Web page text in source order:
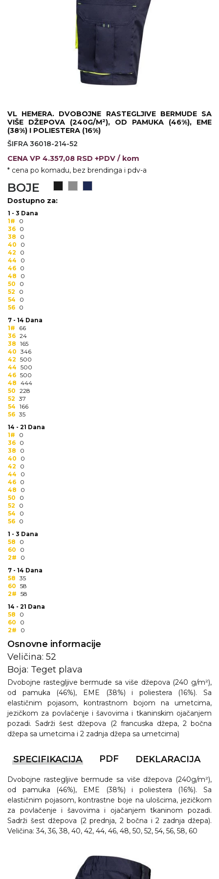
STRETCH TOPS
ŠIBICA
JAKNE I PRSLUCI
HYGIENIC KOLEKCIJA
OKOVRATNE ID TRAKICE
PRIBOR ZA PISANJE
NARUKVICE ZA ŽURKE I
DOGAĐAJE
ID PLOČICA
TERMOSI
BOCE
TEHNOLOGIJA
KANCELARIJA
KUĆNI SETOVI
OLOVKE
PRIVESCI & ALATI
TORBE & PUTOVANJE
TEKSTIL
KAPE
RADNA OPREMA
VL HEMERA. DVOBOJNE RASTEGLJIVE BERMUDE SA
VIŠE DŽEPOVA (240G/M²), OD PAMUKA (46%), EME
(38%) I POLIESTERA (16%)
ŠIFRA 36018-214-52
CENA VP 4.357,08 RSD +PDV / kom
* cena po komadu, bez brendinga i pdv-a
BOJE
Dostupno za:
1 - 3 Dana
1#
0
36 0
38
0
40
0
42
0
44
0
46 0
48
0
50
0
52
0
54
0
56 0
7 - 14 Dana
1#
66
36 24
38 165
40 346
42 500
44 500
46 500
48 444
50 228
52 37
54 166
56 35
14 - 21 Dana
1#
0
36 0
38
0
40
0
42
0
44
0
46 0
48
0
50
0
52
0
54
0
56 0
1 - 3 Dana
58
0
60
0
2#
0
7 - 14 Dana
58 35
60 58
2# 58
14 - 21 Dana
58
0
60
0
2#
0
Osnovne informacije
Veličina: 52
Boja: Teget plava
Dvobojne rastegljive bermude sa više džepova (240 g/m²),
od pamuka (46%), EME (38%) i poliestera (16%). Sa
elastičnim pojasom, kontrastnom bojom na umetcima,
jezičkom za povlačenje i šavovima i tkaninskim ojačanjem
pozadi. Sadrži šest džepova (2 francuska džepa, 2 bočna
džepa sa umetcima i 2 zadnja džepa sa umetcima)
SPECIFIKACIJA PDF DEKLARACIJA
Dvobojne rastegljive bermude sa više džepova (240g/m²),
od pamuka (46%), EME (38%) i poliestera (16%). Sa
elastičnim pojasom, kontrastne boje na ulošcima, jezičkom
za povlačenje i šavovima i ojačanjem tkaninom pozadi.
Sadrži šest džepova (2 prednja, 2 bočna i 2 zadnja džepa).
Veličina: 34, 36, 38, 40, 42, 44, 46, 48, 50, 52, 54, 56, 58, 60